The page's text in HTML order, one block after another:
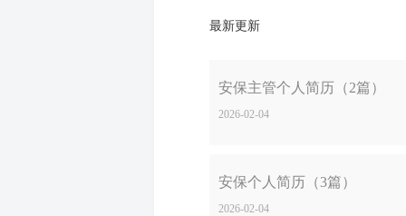
最新更新
安保主管个人简历（2篇）
2026-02-04
安保个人简历（3篇）
2026-02-04